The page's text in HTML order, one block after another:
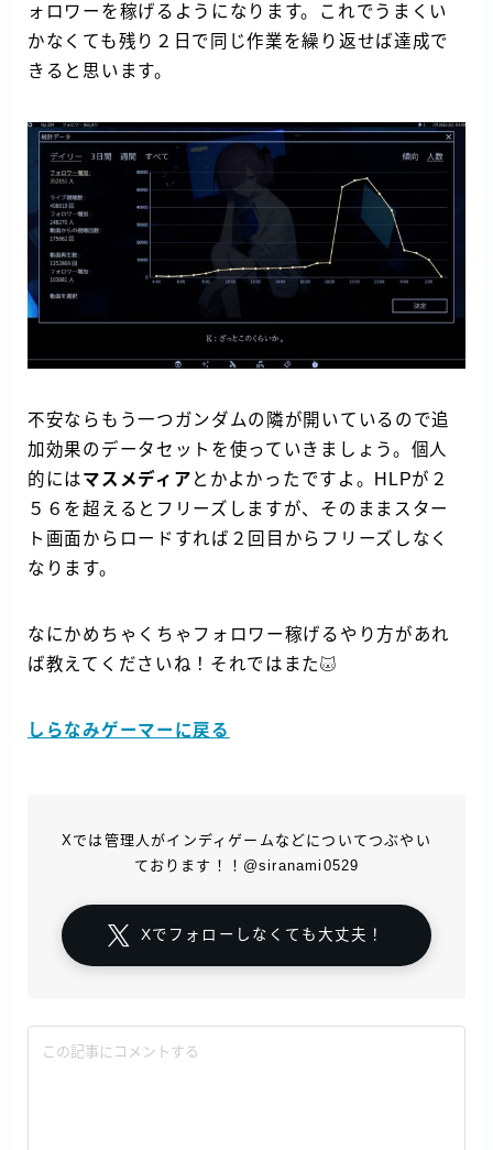
ォロワーを稼げるようになります。これでうまくい
かなくても残り２日で同じ作業を繰り返せば達成で
きると思います。
不安ならもう一つガンダムの隣が開いているので追
加効果のデータセットを使っていきましょう。個人
的にはマスメディア とかよかったですよ。HLPが２
５６を超えるとフリーズしますが、そのままスター
ト画面からロードすれば２回目からフリーズしなく
なります。
なにかめちゃくちゃフォロワー稼げるやり方があれ
ば教えてくださいね！それではまた
しらなみゲーマーに戻る
Xでは管理人がインディゲームなどについてつぶやい
ております！！@siranami0529
Xでフォローしなくても大丈夫！